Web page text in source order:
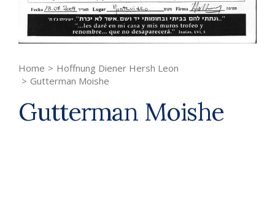
Home > Hoffnung Diener Hersh Leon
> Gutterman Moishe
Gutterman Moishe